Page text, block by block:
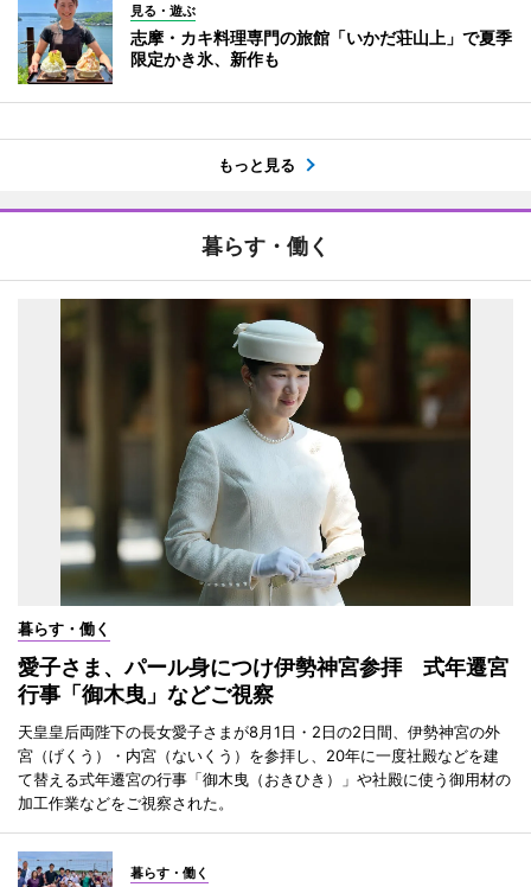
見る・遊ぶ
志摩・カキ料理専門の旅館「いかだ荘山上」で夏季
限定かき氷、新作も
もっと見る
暮らす・働く
暮らす・働く
愛子さま、パール身につけ伊勢神宮参拝 式年遷宮
行事「御木曳」などご視察
天皇皇后両陛下の長女愛子さまが8月1日・2日の2日間、伊勢神宮の外
宮（げくう）・内宮（ないくう）を参拝し、20年に一度社殿などを建
て替える式年遷宮の行事「御木曳（おきひき）」や社殿に使う御用材の
加工作業などをご視察された。
暮らす・働く